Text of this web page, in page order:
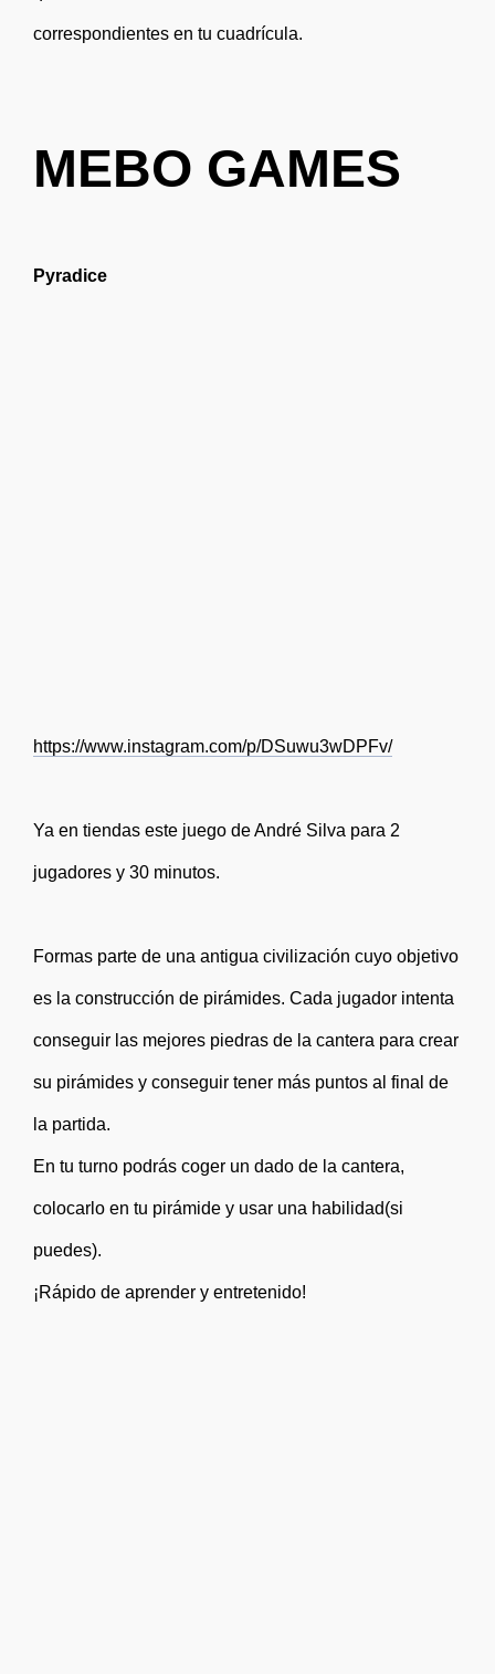
correspondientes en tu cuadrícula.
MEBO GAMES
Pyradice
https://www.instagram.com/p/DSuwu3wDPFv/
Ya en tiendas este juego de André Silva para 2
jugadores y 30 minutos.
Formas parte de una antigua civilización cuyo objetivo
es la construcción de pirámides. Cada jugador intenta
conseguir las mejores piedras de la cantera para crear
su pirámides y conseguir tener más puntos al final de
la partida.
En tu turno podrás coger un dado de la cantera,
colocarlo en tu pirámide y usar una habilidad(si
puedes).
¡Rápido de aprender y entretenido!